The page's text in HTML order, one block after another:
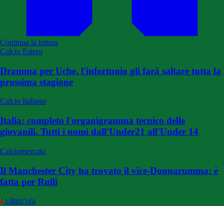
Continua la lettura
Calcio Estero
Dramma per Uche, l'infortunio gli farà saltare tutta la
prossima stagione
Calcio Italiano
Italia: completo l'organigramma tecnico delle
giovanili. Tutti i nomi dall'Under21 all'Under 14
Calciomercato
Il Manchester City ha trovato il vice-Donnarumma: è
fatta per Rulli
Ultim’ora